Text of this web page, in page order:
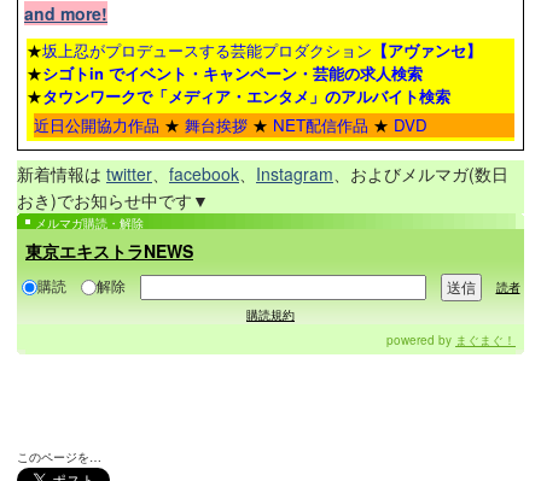
and more!
★坂上忍がプロデュースする芸能プロダクション 【アヴァンセ】
★シゴトin でイベント・キャンペーン・芸能の求人検索
★タウンワークで「メディア・エンタメ」のアルバイト検索
近日公開協力作品 ★ 舞台挨拶 ★ NET配信作品 ★ DVD
新着情報は twitter facebook Instagram 、およびメルマガ(数日
おき)でお知らせ中です▼
メルマガ購読・解除
東京エキストラNEWS
購読 解除
読者
購読規約
powered by まぐまぐ！
このページを…